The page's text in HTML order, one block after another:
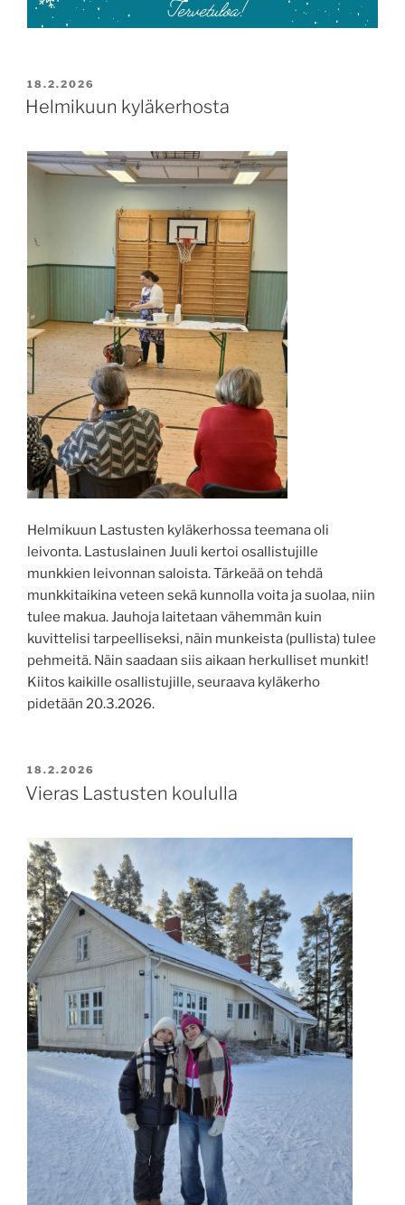
JULKAISTU
18.2.2026
Helmikuun kyläkerhosta
Helmikuun Lastusten kyläkerhossa teemana oli
leivonta. Lastuslainen Juuli kertoi osallistujille
munkkien leivonnan saloista. Tärkeää on tehdä
munkkitaikina veteen sekä kunnolla voita ja suolaa, niin
tulee makua. Jauhoja laitetaan vähemmän kuin
kuvittelisi tarpeelliseksi, näin munkeista (pullista) tulee
pehmeitä. Näin saadaan siis aikaan herkulliset munkit!
Kiitos kaikille osallistujille, seuraava kyläkerho
pidetään 20.3.2026.
JULKAISTU
18.2.2026
Vieras Lastusten koululla